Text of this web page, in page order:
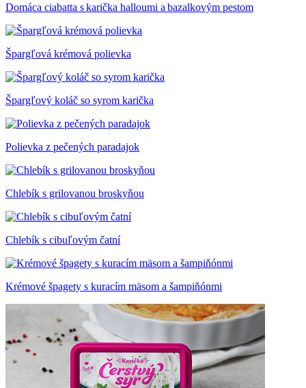
Domáca ciabatta s karička halloumi a bazalkovým pestom
Špargľová krémová polievka
Špargľový koláč so syrom karička
Polievka z pečených paradajok
Chlebík s grilovanou broskyňou
Chlebík s cibuľovým čatní
Krémové špagety s kuracím mäsom a šampiňónmi